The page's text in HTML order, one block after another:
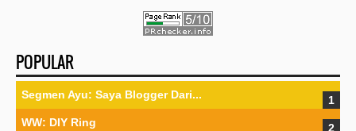
POPULAR
Segmen Ayu: Saya Blogger Dari...
WW: DIY Ring